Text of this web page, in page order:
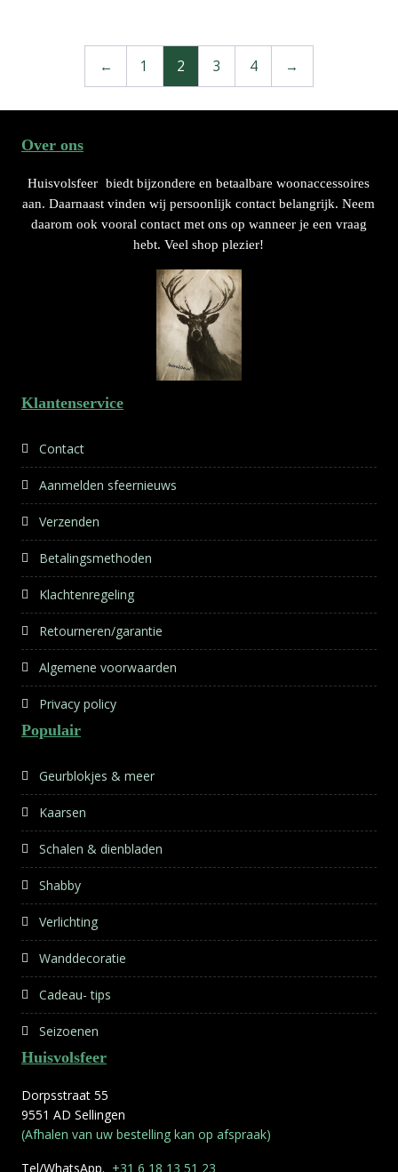
← 1 2 3 4 →
Over ons
Huisvolsfeer biedt bijzondere en betaalbare woonaccessoires
aan. Daarnaast vinden wij persoonlijk contact belangrijk. Neem
daarom ook vooral contact met ons op wanneer je een vraag
hebt. Veel shop plezier!
Klantenservice
Contact
Aanmelden sfeernieuws
Verzenden
Betalingsmethoden
Klachtenregeling
Retourneren/garantie
Algemene voorwaarden
Privacy policy
Populair
Geurblokjes & meer
Kaarsen
Schalen & dienbladen
Shabby
Verlichting
Wanddecoratie
Cadeau- tips
Seizoenen
Huisvolsfeer
Dorpsstraat 55
9551 AD Sellingen
(Afhalen van uw bestelling kan op afspraak)
Tel/WhatsApp. +31 6 18 13 51 23